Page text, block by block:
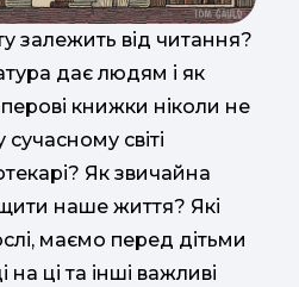
залежить від читання?
дає людям і як
книжки ніколи не
світі
Як звичайна
наше життя? Які
маємо перед дітьми
на ці та інші важливі